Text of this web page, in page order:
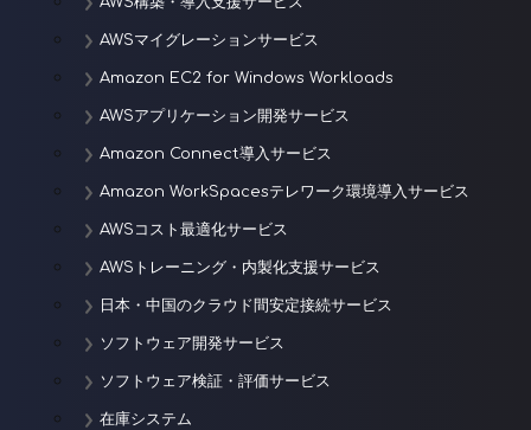
AWSマイグレーションサービス
Amazon EC2 for Windows Workloads
AWSアプリケーション開発サービス
Amazon Connect導入サービス
Amazon WorkSpacesテレワーク環境導入サービス
AWSコスト最適化サービス
AWSトレーニング・内製化支援サービス
日本・中国のクラウド間安定接続サービス
ソフトウェア開発サービス
ソフトウェア検証・評価サービス
在庫システム